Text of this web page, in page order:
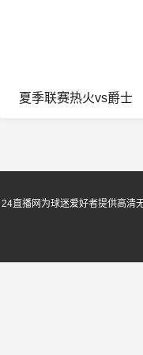
夏季联赛热火vs爵士
24直播网为球迷爱好者提供高清